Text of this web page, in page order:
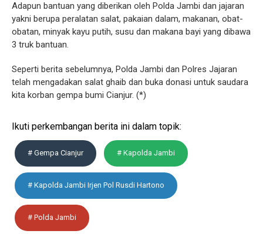
Adapun bantuan yang diberikan oleh Polda Jambi dan jajaran
yakni berupa peralatan salat, pakaian dalam, makanan, obat-
obatan, minyak kayu putih, susu dan makana bayi yang dibawa
3 truk bantuan.
Seperti berita sebelumnya, Polda Jambi dan Polres Jajaran
telah mengadakan salat ghaib dan buka donasi untuk saudara
kita korban gempa bumi Cianjur. (*)
Ikuti perkembangan berita ini dalam topik:
# Gempa Cianjur # Kapolda Jambi
# Kapolda Jambi Irjen Pol Rusdi Hartono
# Polda Jambi